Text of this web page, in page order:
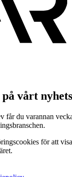
vårt
får du varannan
för att visa